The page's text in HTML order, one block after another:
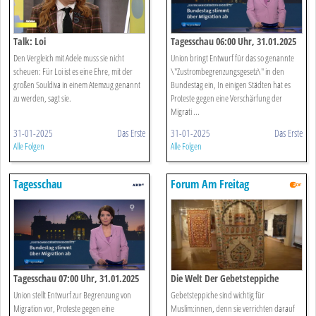
Talk: Loi
Den Vergleich mit Adele muss sie nicht
scheuen: Für Loi ist es eine Ehre, mit der
großen Souldiva in einem Atemzug genannt
zu werden, sagt sie.
31-01-2025 Das Erste
Alle Folgen
Tagesschau 06:00 Uhr, 31.01.2025
Union bringt Entwurf für das so genannte
\"Zustrombegrenzungsgesetz\" in den
Bundestag ein, In einigen Städten hat es
Proteste gegen eine Verschärfung der
Migrati ...
31-01-2025 Das Erste
Alle Folgen
Tagesschau
Tagesschau 07:00 Uhr, 31.01.2025
Union stellt Entwurf zur Begrenzung von
Migration vor, Proteste gegen eine
Forum Am Freitag
Die Welt Der Gebetsteppiche
Gebetsteppiche sind wichtig für
Muslim:innen, denn sie verrichten darauf